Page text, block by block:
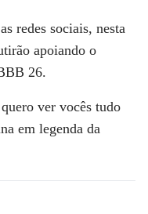
redes sociais, nesta
apoiando o
26.
ver vocês tudo
em legenda da